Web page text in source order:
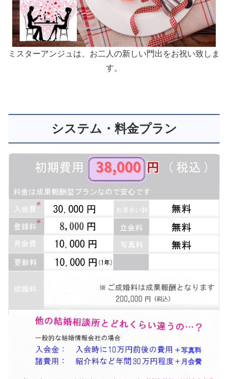
ミスターアンジュは、お二人の新しい門出をお祝い致しま
す。
システム・料金プラン